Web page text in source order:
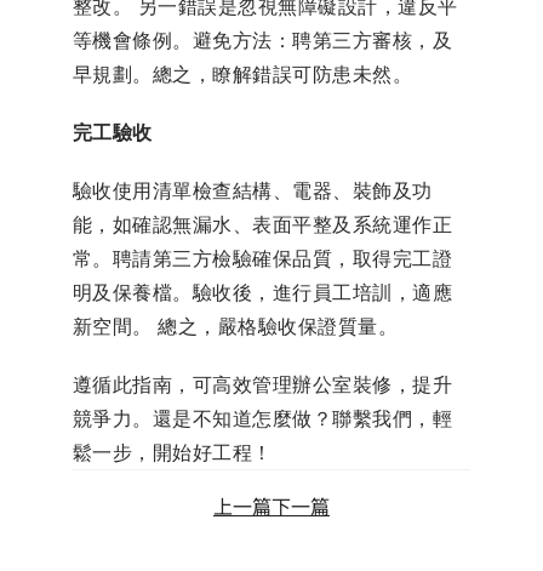
整改。 另一錯誤是忽視無障礙設計，違反平
等機會條例。避免方法：聘第三方審核，及
早規劃。總之，瞭解錯誤可防患未然。
完工驗收
驗收使用清單檢查結構、電器、裝飾及功
能，如確認無漏水、表面平整及系統運作正
常。聘請第三方檢驗確保品質，取得完工證
明及保養檔。驗收後，進行員工培訓，適應
新空間。 總之，嚴格驗收保證質量。
遵循此指南，可高效管理辦公室裝修，提升
競爭力。還是不知道怎麼做？聯繫我們，輕
鬆一步，開始好工程！
上一篇下一篇